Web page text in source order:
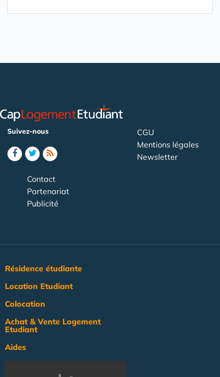
Suivez-nous
CGU
Mentions légales
Newsletter
Contact
Partenariat
Publicité
Résidence étudiante
Location Etudiant
Colocation
Achat & Vente Logement
Etudiant
Aides